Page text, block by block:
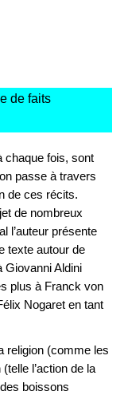
de faits
chaque fois, sont
passe à travers
de ces récits.
de nombreux
l’auteur présente
texte autour de
Giovanni Aldini
plus à Franck von
Nogaret en tant
religion (comme les
l’action de la
boissons